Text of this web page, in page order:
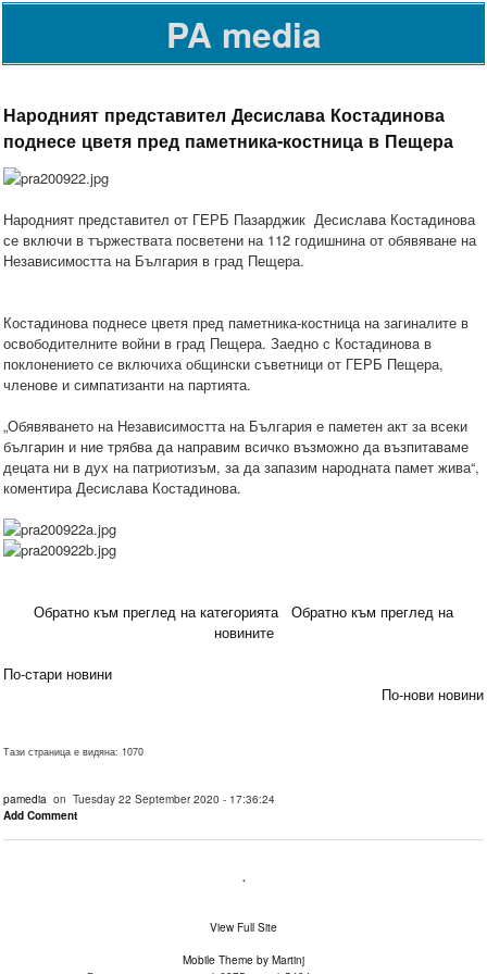
PA media
Народният представител Десислава Костадинова
поднесе цветя пред паметника-костница в Пещера
Народният представител от ГЕРБ Пазарджик Десислава Костадинова
се включи в тържествата посветени на 112 годишнина от обявяване на
Независимостта на България в град Пещера.
Костадинова поднесе цветя пред паметника-костница на загиналите в
освободителните войни в град Пещера. Заедно с Костадиновa в
поклонението се включиха общински съветници от ГЕРБ Пещера,
членове и симпатизанти на партията.
„Обявяването на Независимостта на България е паметен акт за всеки
българин и ние трябва да направим всичко възможно да възпитаваме
децата ни в дух на патриотизъм, за да запазим народната памет жива“,
коментира Десислава Костадинова.
Обратно към преглед на категорията
Обратно към преглед на
новините
По-стари новини
По-нови новини
Тази страница е видяна: 1070
pamedia on Tuesday 22 September 2020 - 17:36:24
Add Comment
.
View Full Site
Mobile Theme by Martinj